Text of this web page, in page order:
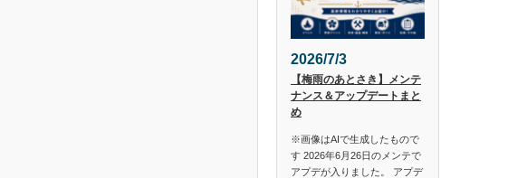
2026/7/3
【梅雨のあとさき】メンテ
ナンス＆アップデートまと
め
※画像はAIで生成したもので
す 2026年6月26日のメンテで
アプデが入りました。 アプデ